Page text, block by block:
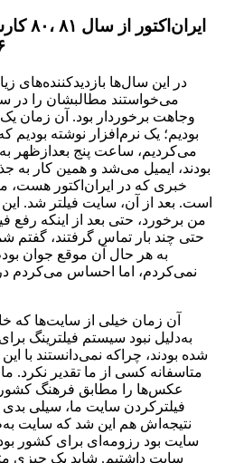
۸۶
در این سال‌ها بازدیدکننده‌های
می‌خواستند مطالبشان را در
وجاهت برخوردار بود. آن زمان
بودیم؛ یک نرم‌افزار نوشته
می‌کردیم، ساعت پنج بعدازظهر
بودند، ایمیل می‌شد و همین کار به
خبری که در ایران‌اکتور هست،
است. بعد از آن، سایت فیلتر شد.
من برخورد، حتی بعد از اینکه رفع
حتی چند بار تماس گرفتند، گفتم
به هر حال آن موقع جوان
نمی‌کردم، اما احساس می‌کردم در
آن زمان خیلی از سایت‌ها که
به‌دلیل نبود سیستم فیلترینگ
شده بودند، چراکه نمی‌دانستند با
متاسفانه کسی از ما تقدیر نکرد.
عکس‌ها را مطابق فرهنگ
فیلترکردن سایت ما، سیلی بدی
نتیجه‌اش هم این شد که سایت
سایت داشتیم. شاید یک چیزی